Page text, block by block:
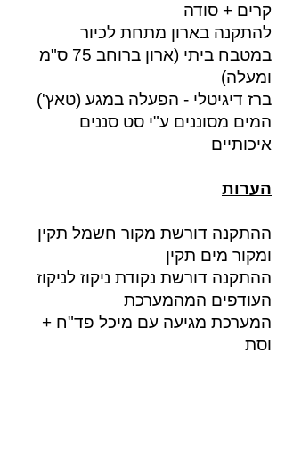
קרים + סודה
במטבח ביתי (ארון ברוחב 75 ס"מ
ומעלה)
ברז דיגיטלי - הפעלה במגע (טאץ')
המים מסוננים ע"י סט סננים
איכותיים
הערות
ומקור מים תקין
ההתקנה דורשת נקודת ניקוז לניקוז
העודפים המהמערכת
המערכת מגיעה עם מיכל פד"ח +
וסת